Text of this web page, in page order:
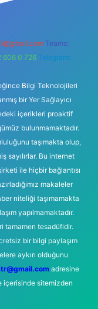
Teams:
606 0 726 Telegram:
Bilgi Teknolojileri
bir Yer Sağlayıcı
içerikleri proaktif
bulunmamaktadır.
taşımakta olup,
sayılırlar. Bu internet
ile hiçbir bağlantısı
makaleler
niteliği taşımamakta
yapılmamaktadır.
tamamen tesadüfidir.
bir bilgi paylaşım
aykırı olduğunu
adresine
içerisinde sitemizden